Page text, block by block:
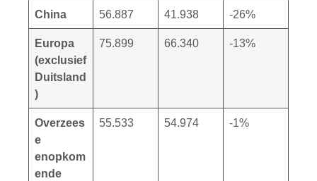
China 56.887 41.938 -26%
Europa
(exclusief
Duitsland
)
75.899 66.340 -13%
Overzees
e
enopkom
ende
55.533 54.974 -1%